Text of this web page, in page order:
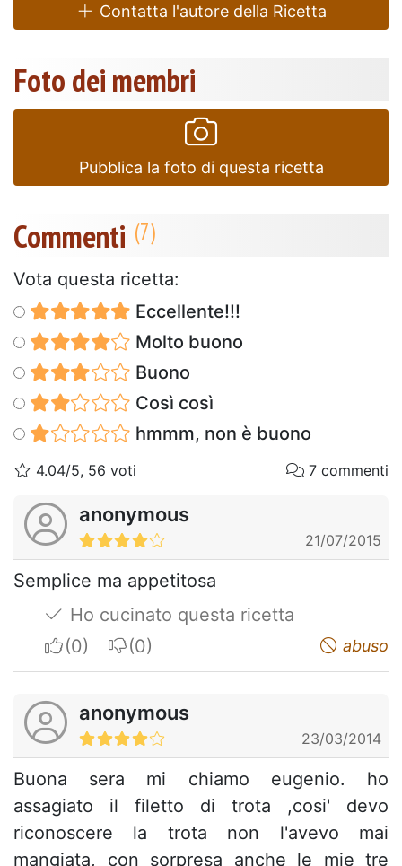
Contatta l'autore della Ricetta
Foto dei membri
Pubblica la foto di questa ricetta
Commenti
Vota questa ricetta:
Eccellente!!!
Molto buono
Buono
Così così
hmmm, non è buono
4.04/5, 56 voti 7 commenti
anonymous
21/07/2015
Semplice ma appetitosa
Ho cucinato questa ricetta
I apreciateI do not appreciate abuso
anonymous
23/03/2014
Buona sera mi chiamo eugenio. ho
assagiato il filetto di trota ,cosi' devo
riconoscere la trota non l'avevo mai
mangiata, con sorpresa anche le mie tre